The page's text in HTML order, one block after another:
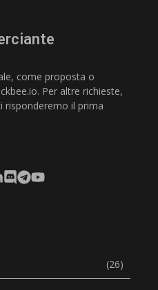
come proposta o
. Per altre richieste,
risponderemo il prima
(26)